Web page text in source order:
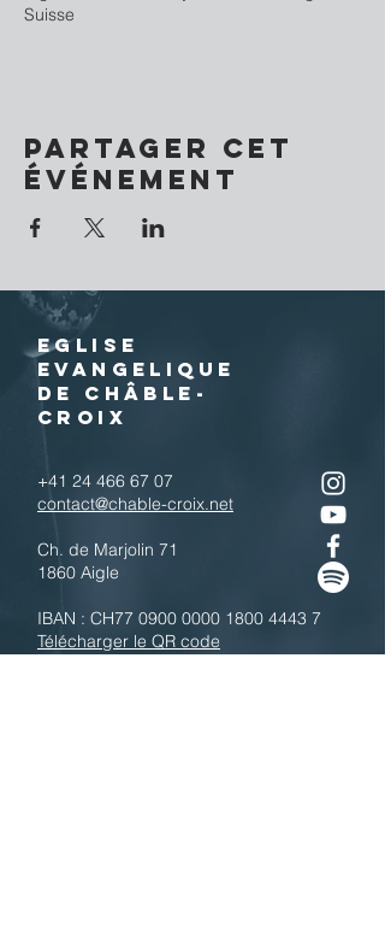
Suisse
Partager cet
événement
EGLISE
EVANGELIQUE
DE CHÂBLE-
CROIX
+41 24 466 67 07
contact@chable-croix.net
Ch. de Marjolin 71
1860 Aigle
IBAN : CH77 0900 0000 1800 4443 7
Télécharger le QR code